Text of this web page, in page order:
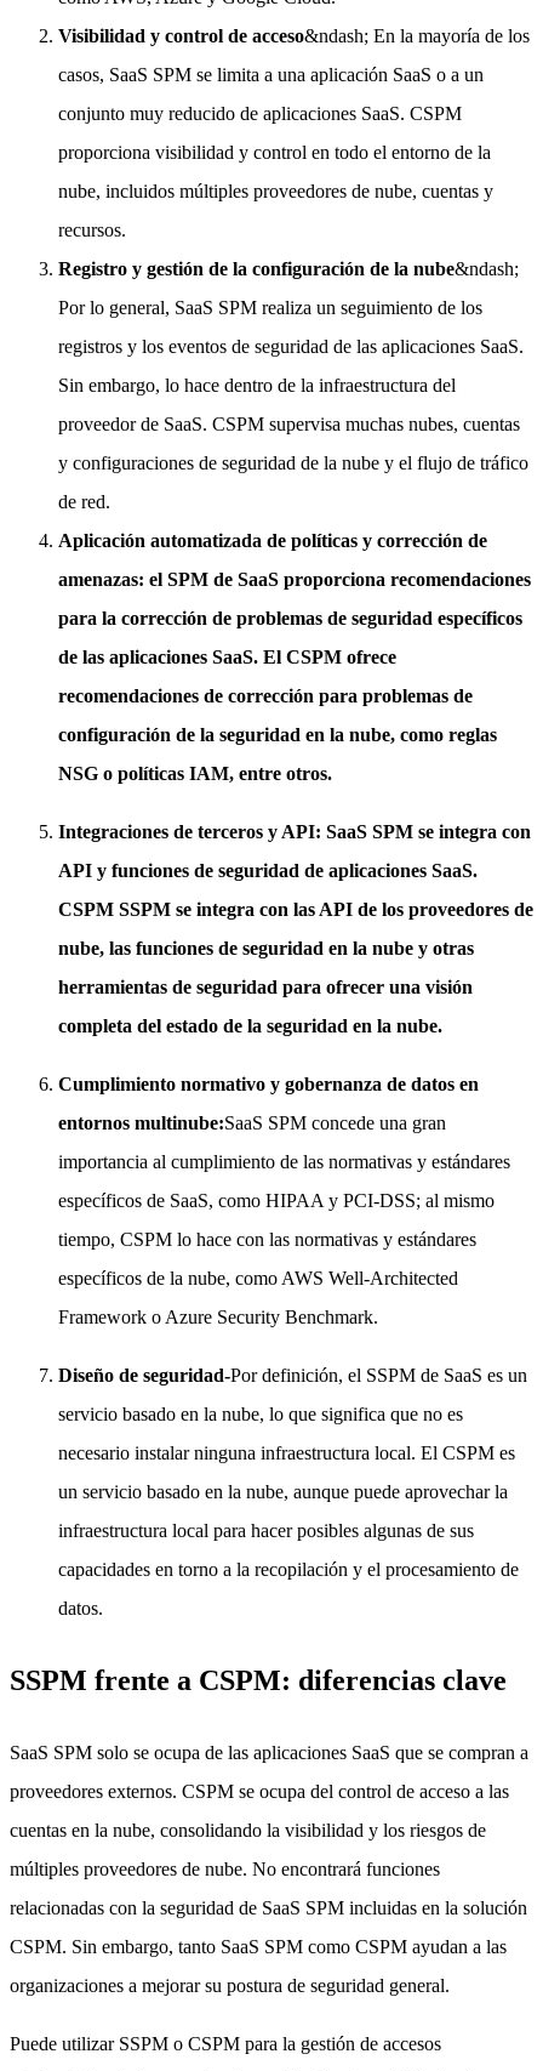
Visibilidad y control de acceso&ndash; En la mayoría de los
casos, SaaS SPM se limita a una aplicación SaaS o a un
conjunto muy reducido de aplicaciones SaaS. CSPM
proporciona visibilidad y control en todo el entorno de la
nube, incluidos múltiples proveedores de nube, cuentas y
recursos.
Registro y gestión de la configuración de la nube&ndash;
Por lo general, SaaS SPM realiza un seguimiento de los
registros y los eventos de seguridad de las aplicaciones SaaS.
Sin embargo, lo hace dentro de la infraestructura del
proveedor de SaaS. CSPM supervisa muchas nubes, cuentas
y configuraciones de seguridad de la nube y el flujo de tráfico
de red.
Aplicación automatizada de políticas y corrección de
amenazas: el SPM de SaaS proporciona recomendaciones
para la corrección de problemas de seguridad específicos
de las aplicaciones SaaS. El CSPM ofrece
recomendaciones de corrección para problemas de
configuración de la seguridad en la nube, como reglas
NSG o políticas IAM, entre otros.
Integraciones de terceros y API: SaaS SPM se integra con
API y funciones de seguridad de aplicaciones SaaS.
CSPM SSPM se integra con las API de los proveedores de
nube, las funciones de seguridad en la nube y otras
herramientas de seguridad para ofrecer una visión
completa del estado de la seguridad en la nube.
Cumplimiento normativo y gobernanza de datos en
entornos multinube:SaaS SPM concede una gran
importancia al cumplimiento de las normativas y estándares
específicos de SaaS, como HIPAA y PCI-DSS; al mismo
tiempo, CSPM lo hace con las normativas y estándares
específicos de la nube, como AWS Well-Architected
Framework o Azure Security Benchmark.
Diseño de seguridad-Por definición, el SSPM de SaaS es un
servicio basado en la nube, lo que significa que no es
necesario instalar ninguna infraestructura local. El CSPM es
un servicio basado en la nube, aunque puede aprovechar la
infraestructura local para hacer posibles algunas de sus
capacidades en torno a la recopilación y el procesamiento de
datos.
SSPM frente a CSPM: diferencias clave
SaaS SPM solo se ocupa de las aplicaciones SaaS que se compran a
proveedores externos. CSPM se ocupa del control de acceso a las
cuentas en la nube, consolidando la visibilidad y los riesgos de
múltiples proveedores de nube. No encontrará funciones
relacionadas con la seguridad de SaaS SPM incluidas en la solución
CSPM. Sin embargo, tanto SaaS SPM como CSPM ayudan a las
organizaciones a mejorar su postura de seguridad general.
Puede utilizar SSPM o CSPM para la gestión de accesos